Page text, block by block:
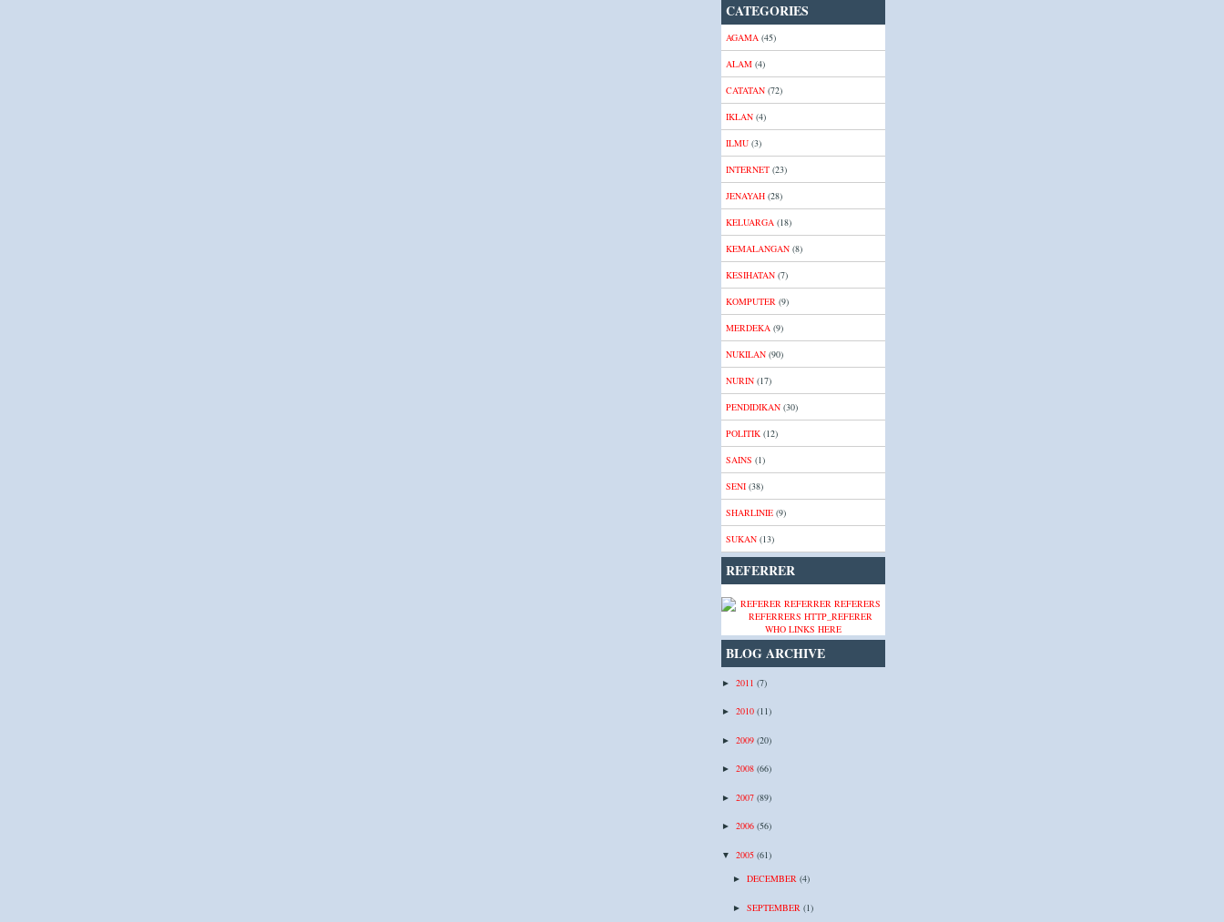
CATEGORIES
AGAMA (45)
ALAM (4)
CATATAN (72)
IKLAN (4)
ILMU (3)
INTERNET (23)
JENAYAH (28)
KELUARGA (18)
KEMALANGAN (8)
KESIHATAN (7)
KOMPUTER (9)
MERDEKA (9)
NUKILAN (90)
NURIN (17)
PENDIDIKAN (30)
POLITIK (12)
SAINS (1)
SENI (38)
SHARLINIE (9)
SUKAN (13)
REFERRER
WHO LINKS HERE
BLOG ARCHIVE
► 2011 (7)
► 2010 (11)
► 2009 (20)
► 2008 (66)
► 2007 (89)
► 2006 (56)
▼ 2005 (61)
► DECEMBER (4)
► SEPTEMBER (1)